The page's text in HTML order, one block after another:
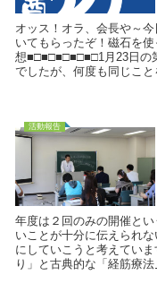
オッス！オラ、会長や～
いてもらったぞ！磁石を
想■□■□■□■□■□1月23日の
でしたが、何度も同じこと
活動報告
年度は２回のみの開催と
いことが十分に伝えられ
にしていこうと考えてい
り」と古典的な「経筋療